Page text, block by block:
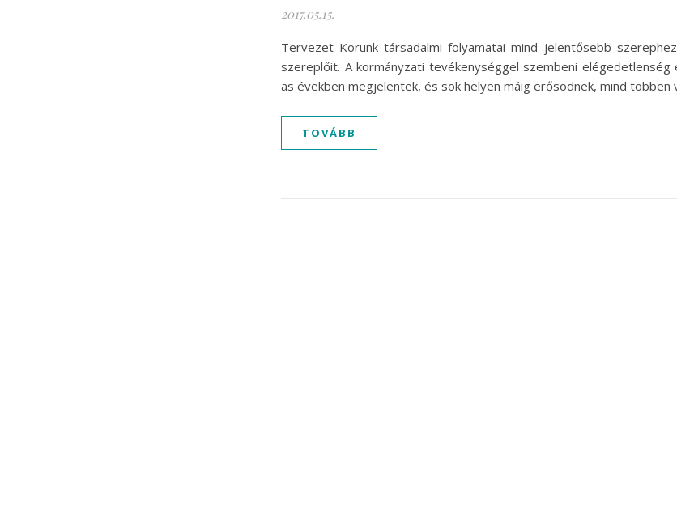
2017.05.15.
Tervezet Korunk társadalmi folyamatai mind jelentősebb
szereplőit. A kormányzati tevékenységgel szembeni
as években megjelentek, és sok helyen máig erősödnek, mind többen
TOVÁBB